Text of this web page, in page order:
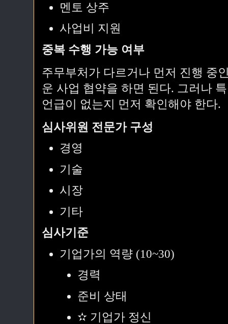
멘토 상주
사업비 지원
중복 수행 가능 여부
주무부처가 다르거나 먼저 진행 중
운 사업 협약을 하면 된다. 그러나
언급이 없는지 먼저 확인해야 한다.
심사위원 전문가 구성
경영
기술
시장
기타
심사기준
기업가의 역량 (10~30)
경력
준비 상태
✫ 기업가 정신